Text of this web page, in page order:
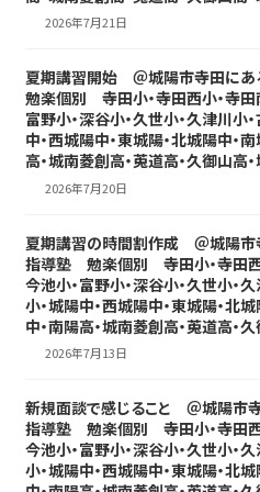
2026年7月21日
夏期講習開始 ＠城陽市寺田に
勉楽個別 寺田小・寺田西小・寺田
富野小・深谷小・久世小・久津川小
中・西城陽中・東城陽・北城陽中・
高・城南菱創高・莵道高・久御山高
2026年7月20日
夏期講習の時間割作成 ＠城陽市
指導塾 勉楽個別 寺田小・寺田西
今池小・富野小・深谷小・久世小・
小・城陽中・西城陽中・東城陽・北
中・南陽高・城南菱創高・莵道高・
2026年7月13日
新規面談で感じること ＠城陽市
指導塾 勉楽個別 寺田小・寺田西
今池小・富野小・深谷小・久世小・
小・城陽中・西城陽中・東城陽・北